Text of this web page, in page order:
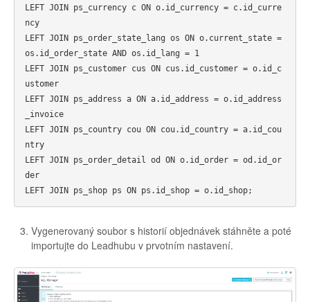
LEFT JOIN ps_currency c ON o.id_currency = c.id_curre
ncy
LEFT JOIN ps_order_state_lang os ON o.current_state =
os.id_order_state AND os.id_lang = 1
LEFT JOIN ps_customer cus ON cus.id_customer = o.id_c
ustomer
LEFT JOIN ps_address a ON a.id_address = o.id_address
_invoice
LEFT JOIN ps_country cou ON cou.id_country = a.id_cou
ntry
LEFT JOIN ps_order_detail od ON o.id_order = od.id_or
der
Vygenerovaný soubor s historií objednávek stáhněte a poté
importujte do Leadhubu v prvotním nastavení.